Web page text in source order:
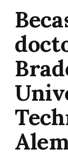
Nación